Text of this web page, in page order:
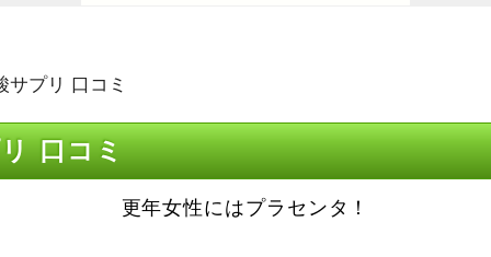
プリ 口コミ
口コミ
更年女性にはプラセンタ！